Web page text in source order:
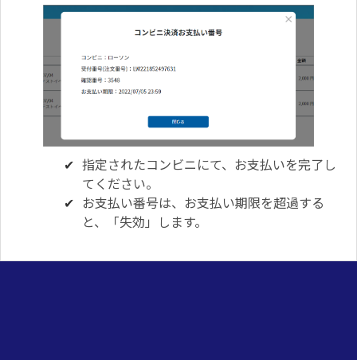
指定されたコンビニにて、お支払いを完了し
てください。
お支払い番号は、お支払い期限を超過する
と、「失効」します。